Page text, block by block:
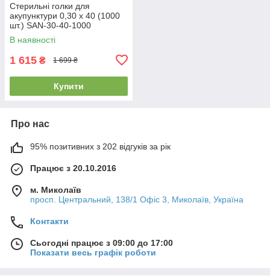
Стерильні голки для
акупунктури 0,30 х 40 (1000
шт.) SAN-30-40-1000
В наявності
1 615 ₴ 1 699 ₴
Купити
Про нас
95% позитивних з 202 відгуків за рік
Працює з 20.10.2016
м. Миколаїв
просп. Центральний, 138/1 Офіс 3, Миколаїв, Україна
Контакти
Сьогодні працює з 09:00 до 17:00
Показати весь графік роботи